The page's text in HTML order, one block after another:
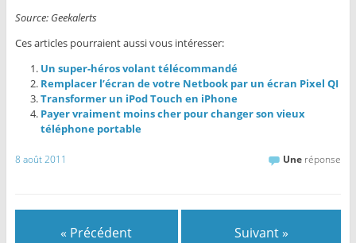
Source: Geekalerts
Ces articles pourraient aussi vous intéresser:
Un super-héros volant télécommandé
Remplacer l’écran de votre Netbook par un écran Pixel QI
Transformer un iPod Touch en iPhone
Payer vraiment moins cher pour changer son vieux
téléphone portable
8 août 2011 Une réponse
« Précédent Suivant »